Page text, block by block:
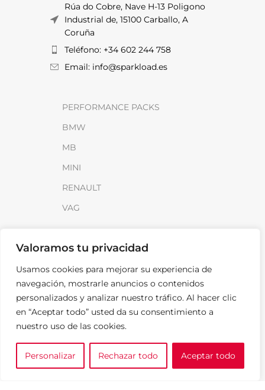
Valoramos tu privacidad
Usamos cookies para mejorar su experiencia de
navegación, mostrarle anuncios o contenidos
personalizados y analizar nuestro tráfico. Al hacer clic
en “Aceptar todo” usted da su consentimiento a
nuestro uso de las cookies.
Personalizar Rechazar todo Aceptar todo
Rúa do Cobre, Nave H-13 Poligono
Industrial de, 15100 Carballo, A
Coruña
Teléfono: +34 602 244 758
Email: info@sparkload.es
PERFORMANCE PACKS
BMW
MB
MINI
RENAULT
VAG
Distribuidores
FAQ
Contacto
Noticias
LEGAL
0